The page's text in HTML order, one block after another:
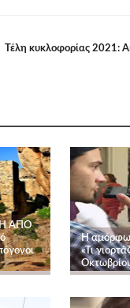
Τέλη κυκλοφορίας 2021:
ΑΠΟ
Η
«Τι